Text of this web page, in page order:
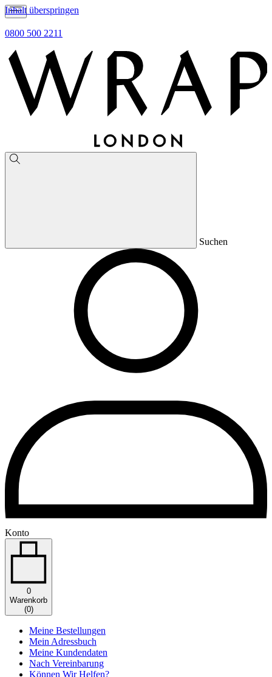
Inhalt überspringen
0800 500 2211
Suchen
Konto
0
Warenkorb
(0)
Meine Bestellungen
Mein Adressbuch
Meine Kundendaten
Nach Vereinbarung
Können Wir Helfen?